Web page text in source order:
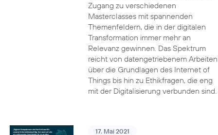
Zugang zu verschiedenen
Masterclasses mit spannenden
Themenfeldern, die in der digitalen
Transformation immer mehr an
Relevanz gewinnen. Das Spektrum
reicht von datengetriebenem Arbeiten
über die Grundlagen des Internet of
Things bis hin zu Ethikfragen, die eng
mit der Digitalisierung verbunden sind.
17. Mai 2021